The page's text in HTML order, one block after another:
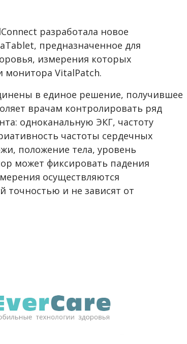
разработала новое
предназначенное для
измерения которых
VitalPatch.
в единое решение, получившее
врачам контролировать ряд
одноканальную ЭКГ, частоту
частоты сердечных
положение тела, уровень
может фиксировать падения
осуществляются
точностью и не зависят от